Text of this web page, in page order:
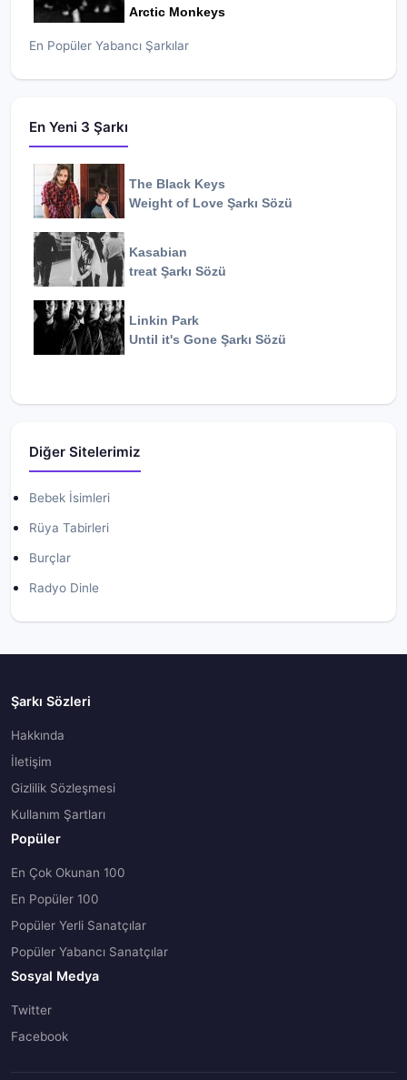
Arctic Monkeys
En Popüler Yabancı Şarkılar
En Yeni 3 Şarkı
The Black Keys
Weight of Love Şarkı Sözü
Kasabian
treat Şarkı Sözü
Linkin Park
Until it's Gone Şarkı Sözü
Diğer Sitelerimiz
Bebek İsimleri
Rüya Tabirleri
Burçlar
Radyo Dinle
Şarkı Sözleri
Hakkında
İletişim
Gizlilik Sözleşmesi
Kullanım Şartları
Popüler
En Çok Okunan 100
En Popüler 100
Popüler Yerli Sanatçılar
Popüler Yabancı Sanatçılar
Sosyal Medya
Twitter
Facebook